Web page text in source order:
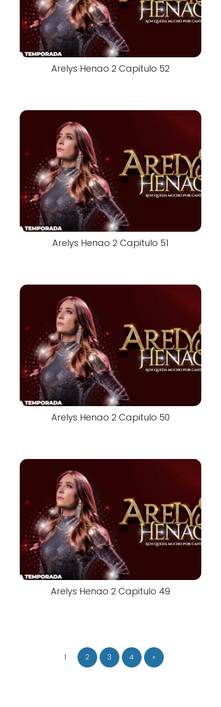
Arelys Henao 2 Capitulo 52
Arelys Henao 2 Capitulo 51
Arelys Henao 2 Capitulo 50
Arelys Henao 2 Capitulo 49
1 2 3 4 »